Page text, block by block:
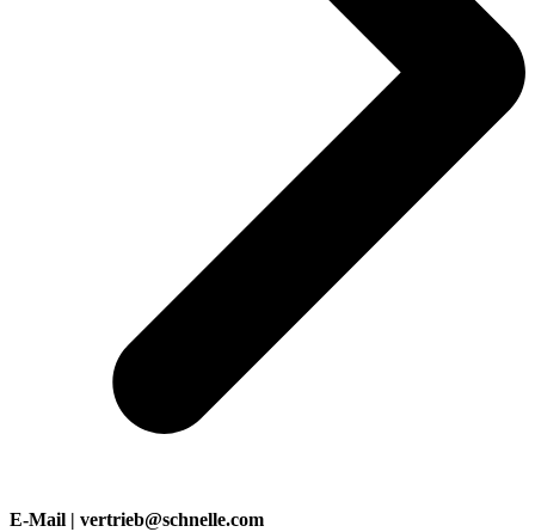
E-Mail | vertrieb@schnelle.com